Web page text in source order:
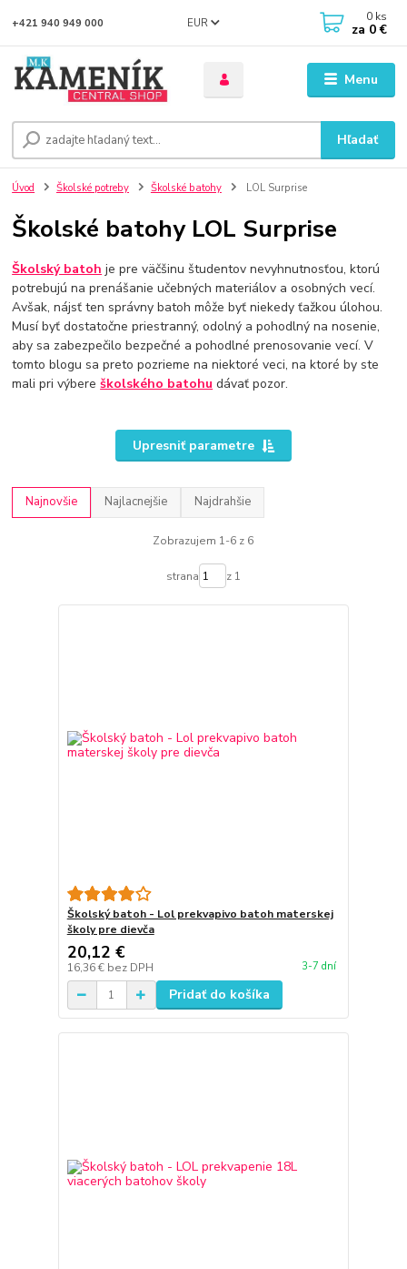
Menu
EUR
Hľadať
+421 940 949 000 0 ks
za 0 €
Úvod Školské potreby Školské batohy LOL Surprise
Školské batohy LOL Surprise
Školský batoh je pre väčšinu študentov nevyhnutnosťou, ktorú
potrebujú na prenášanie učebných materiálov a osobných vecí.
Avšak, nájsť ten správny batoh môže byť niekedy ťažkou úlohou.
Musí byť dostatočne priestranný, odolný a pohodlný na nosenie,
aby sa zabezpečilo bezpečné a pohodlné prenosovanie vecí. V
tomto blogu sa preto pozrieme na niektoré veci, na ktoré by ste
mali pri výbereškolského batohu dávať pozor.
Upresniť parametre
Najnovšie Najlacnejšie Najdrahšie
Zobrazujem 1-6 z 6
strana z 1
Školský batoh - Lol prekvapivo batoh materskej
školy pre dievča
20,12 €
16,36 € bez DPH 3-7 dní
Pridať do košíka